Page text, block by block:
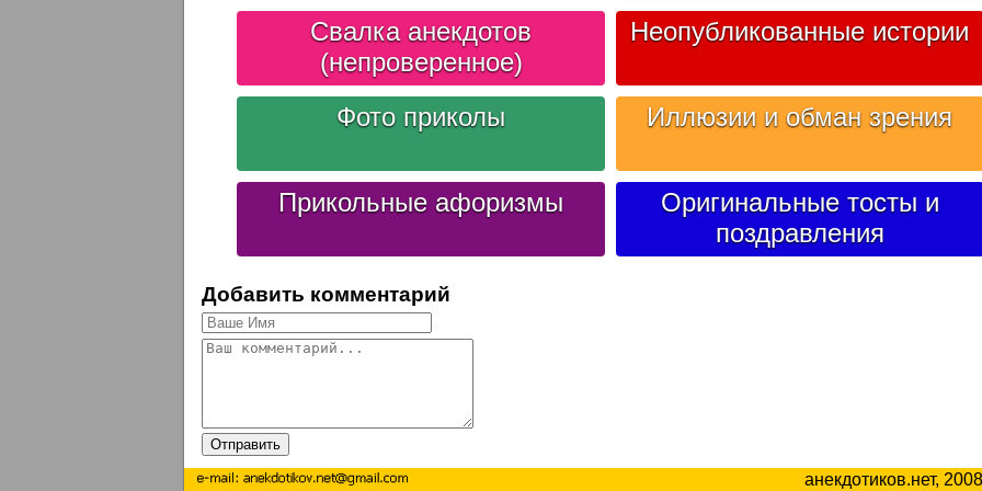
Свалка анекдотов
(непроверенное)
Неопубликованные истории
Фото приколы Иллюзии и обман зрения
Прикольные афоризмы
Оригинальные тосты и
поздравления
Добавить комментарий
анекдотиков.нет,